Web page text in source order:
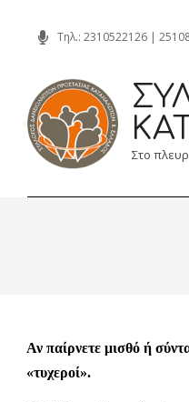
content
Τηλ.: 2310522126 |
Στο
Αν παίρνετε μισθό ή
«τυχεροί».